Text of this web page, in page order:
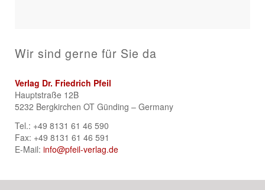
Wir sind gerne für Sie da
Verlag Dr. Friedrich Pfeil
Hauptstraße 12B
5232 Bergkirchen OT Günding – Germany
Tel.: +49 8131 61 46 590
Fax: +49 8131 61 46 591
E-Mail: info@pfeil-verlag.de